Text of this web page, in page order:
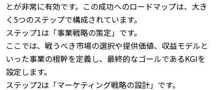
とが非常に有効です。 この成功へのロードマップは、大き
く5つのステップで構成されています。
ステップ1は「事業戦略の策定」です。
ここでは、戦うべき市場の選択や提供価値、収益モデルと
いった事業の根幹を定義し、最終的なゴールであるKGIを
設定します。
ステップ2は「マーケティング戦略の設計」です。